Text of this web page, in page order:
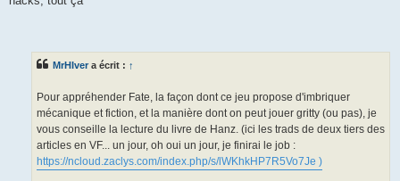
a
MrHIver a écrit : ↑
Pour appréhender Fate, la façon dont ce jeu propose d'imbriquer
mécanique et fiction, et la manière dont on peut jouer gritty (ou pas), je
vous conseille la lecture du livre de Hanz. (ici les trads de deux tiers des
articles en VF... un jour, oh oui un jour, je finirai le job :
https://ncloud.zaclys.com/index.php/s/lWKhkHP7R5Vo7Je )